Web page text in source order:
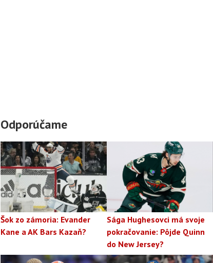
Odporúčame
Šok zo zámoria: Evander
Kane a AK Bars Kazaň?
Sága Hughesovci má svoje
pokračovanie: Pôjde Quinn
do New Jersey?